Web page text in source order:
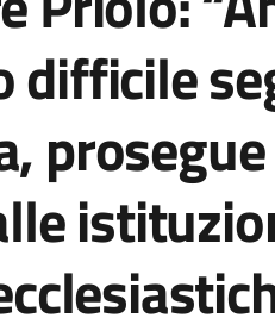
difficile